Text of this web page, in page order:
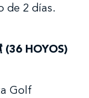
de 2 días.
(36 HOYOS)
Golf